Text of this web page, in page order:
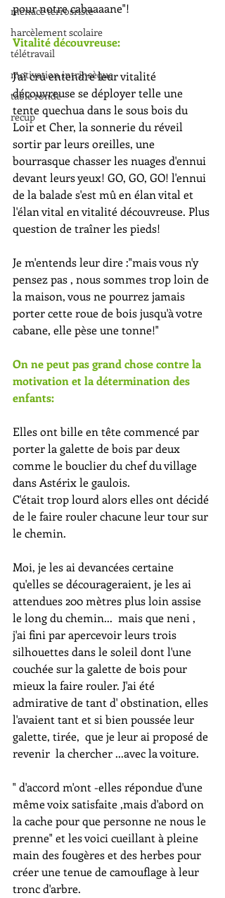
menace terrosriste
harcèlement scolaire
télétravail
motivation intrinsèque
table ronde
recup
pour notre cabaaaane"!
Vitalité découvreuse:
J'ai cru entendre leur vitalité
découvreuse se déployer telle une
tente quechua dans le sous bois du
Loir et Cher, la sonnerie du réveil
sortir par leurs oreilles, une
bourrasque chasser les nuages d'ennui
devant leurs yeux! GO, GO, GO! l'ennui
de la balade s'est mû en élan vital et
l'élan vital en vitalité découvreuse. Plus
question de traîner les pieds!
Je m'entends leur dire :"mais vous n'y
pensez pas , nous sommes trop loin de
la maison, vous ne pourrez jamais
porter cette roue de bois jusqu'à votre
cabane, elle pèse une tonne!"
On ne peut pas grand chose contre la
motivation et la détermination des
enfants:
Elles ont bille en tête commencé par
porter la galette de bois par deux
comme le bouclier du chef du village
dans Astérix le gaulois.
C'était trop lourd alors elles ont décidé
de le faire rouler chacune leur tour sur
le chemin.
Moi, je les ai devancées certaine
qu'elles se décourageraient, je les ai
attendues 200 mètres plus loin assise
le long du chemin...  mais que neni ,
j'ai fini par apercevoir leurs trois
silhouettes dans le soleil dont l'une
couchée sur la galette de bois pour
mieux la faire rouler. J'ai été
admirative de tant d' obstination, elles
l'avaient tant et si bien poussée leur
galette, tirée,  que je leur ai proposé de
revenir  la chercher ...avec la voiture.
" d'accord m'ont -elles répondue d'une
même voix satisfaite ,mais d'abord on
la cache pour que personne ne nous le
prenne" et les voici cueillant à pleine
main des fougères et des herbes pour
créer une tenue de camouflage à leur
tronc d'arbre.